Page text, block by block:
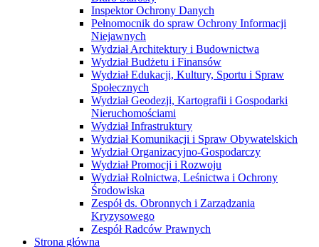
Inspektor Ochrony Danych
Pełnomocnik do spraw Ochrony Informacji
Niejawnych
Wydział Architektury i Budownictwa
Wydział Budżetu i Finansów
Wydział Edukacji, Kultury, Sportu i Spraw
Społecznych
Wydział Geodezji, Kartografii i Gospodarki
Nieruchomościami
Wydział Infrastruktury
Wydział Komunikacji i Spraw Obywatelskich
Wydział Organizacyjno-Gospodarczy
Wydział Promocji i Rozwoju
Wydział Rolnictwa, Leśnictwa i Ochrony
Środowiska
Zespół ds. Obronnych i Zarządzania
Kryzysowego
Zespół Radców Prawnych
Strona główna